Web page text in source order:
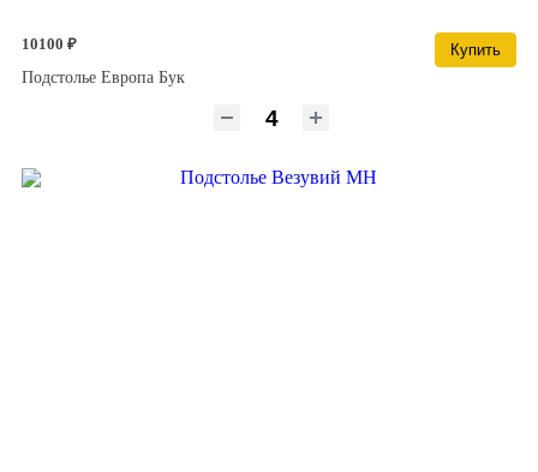
10100 ₽
Купить
Подстолье Европа Бук